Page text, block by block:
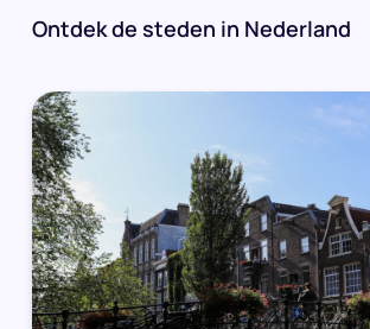
Ontdek de steden in Nederland